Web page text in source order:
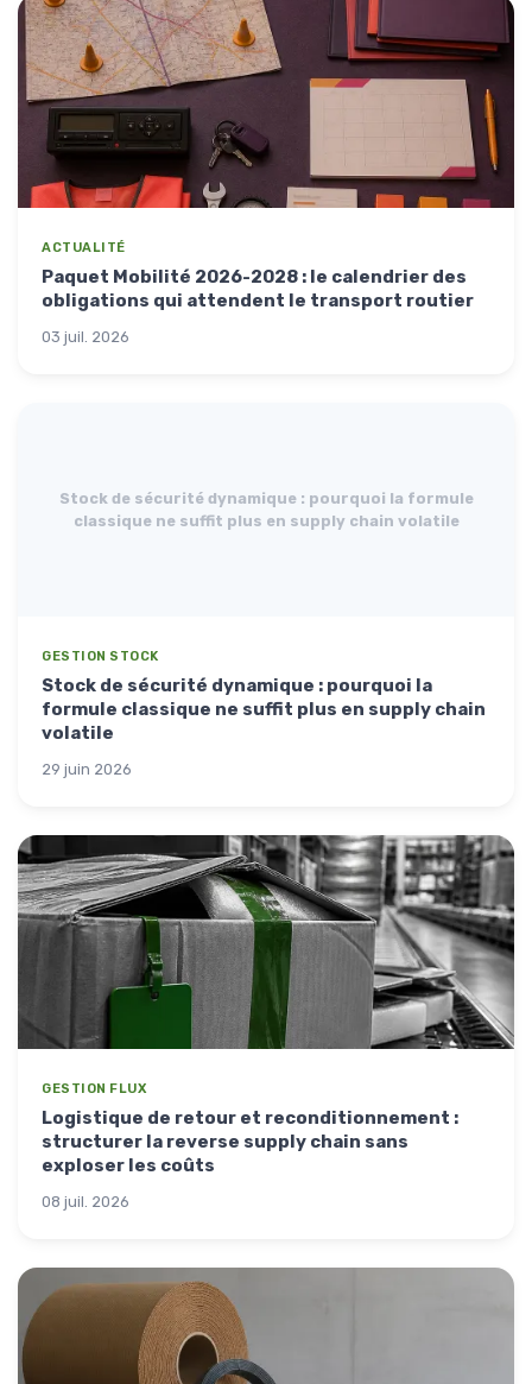
ACTUALITÉ
Paquet Mobilité 2026-2028 : le calendrier des
obligations qui attendent le transport routier
03 juil. 2026
Stock de sécurité dynamique : pourquoi la formule
classique ne suffit plus en supply chain volatile
GESTION STOCK
Stock de sécurité dynamique : pourquoi la
formule classique ne suffit plus en supply chain
volatile
29 juin 2026
GESTION FLUX
Logistique de retour et reconditionnement :
structurer la reverse supply chain sans
exploser les coûts
08 juil. 2026